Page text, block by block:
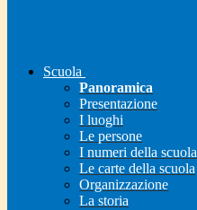
Scuola
Panoramica
Presentazione
I luoghi
Le persone
I numeri della scuola
Le carte della scuola
Organizzazione
La storia